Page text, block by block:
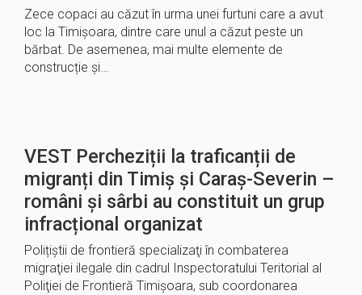
Zece copaci au căzut în urma unei furtuni care a avut
loc la Timișoara, dintre care unul a căzut peste un
bărbat. De asemenea, mai multe elemente de
construcție şi…
VEST Percheziții la traficanții de
migranți din Timiș și Caraș-Severin –
români și sârbi au constituit un grup
infracțional organizat
Polițiștii de frontieră specializaţi în combaterea
migraţiei ilegale din cadrul Inspectoratului Teritorial al
Poliţiei de Frontieră Timişoara, sub coordonarea